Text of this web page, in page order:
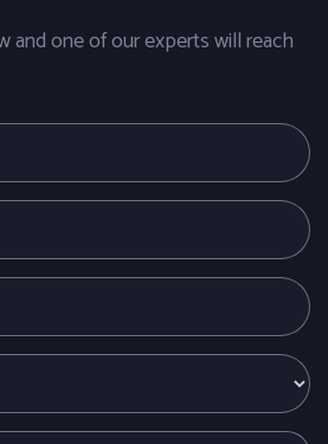
and one of our experts will reach